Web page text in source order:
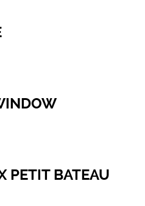
PETIT BATEAU